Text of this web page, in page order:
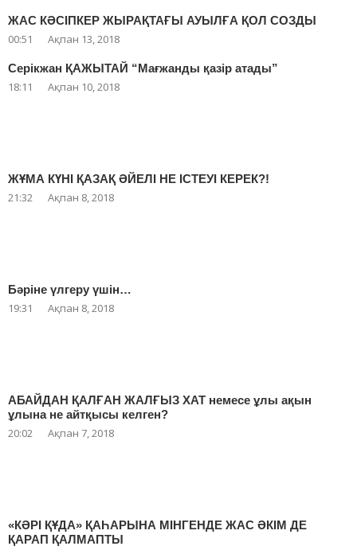
ЖАС КӘСІПКЕР ЖЫРАҚТАҒЫ АУЫЛҒА ҚОЛ СОЗДЫ
00:51 Ақпан 13, 2018
Серікжан ҚАЖЫТАЙ “Мағжанды қазір атады”
18:11 Ақпан 10, 2018
ЖҰМА КҮНІ ҚАЗАҚ ӘЙЕЛІ НЕ ІСТЕУІ КЕРЕК?!
21:32 Ақпан 8, 2018
Бәріне үлгеру үшін…
19:31 Ақпан 8, 2018
АБАЙДАН ҚАЛҒАН ЖАЛҒЫЗ ХАТ немесе ұлы ақын
ұлына не айтқысы келген?
20:02 Ақпан 7, 2018
«КӘРІ ҚҰДА» ҚАҺАРЫНА МІНГЕНДЕ ЖАС ӘКІМ ДЕ
ҚАРАП ҚАЛМАПТЫ